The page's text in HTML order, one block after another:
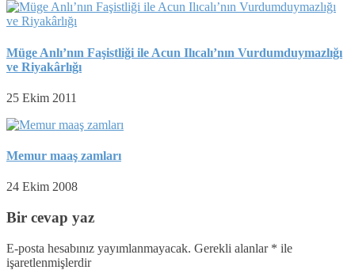
Müge Anlı’nın Faşistliği ile Acun Ilıcalı’nın Vurdumduymazlığı
ve Riyakârlığı
25 Ekim 2011
Memur maaş zamları
24 Ekim 2008
Bir cevap yaz
E-posta hesabınız yayımlanmayacak. Gerekli alanlar * ile
işaretlenmişlerdir